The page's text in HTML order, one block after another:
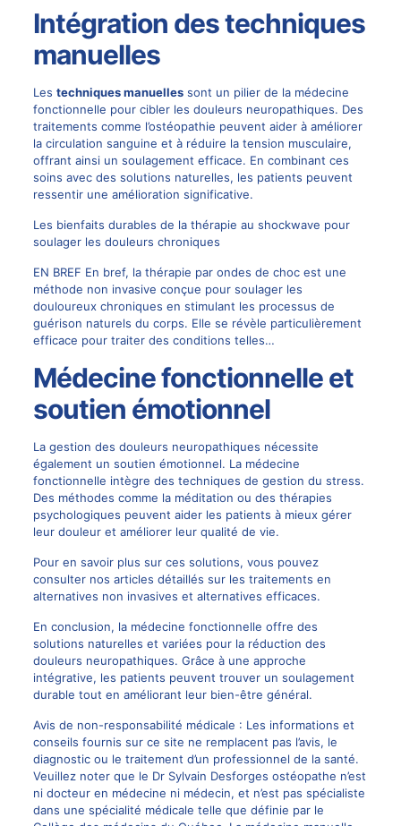
Intégration des techniques
manuelles
Les techniques manuellessont un pilier de la médecine
fonctionnelle pour cibler les douleurs neuropathiques. Des
traitements comme l’ostéopathie peuvent aider à améliorer
la circulation sanguine et à réduire la tension musculaire,
offrant ainsi un soulagement efficace. En combinant ces
soins avec des solutions naturelles, les patients peuvent
ressentir une amélioration significative.
Les bienfaits durables de la thérapie au shockwave pour
soulager les douleurs chroniques
EN BREF En bref, la thérapie par ondes de choc est une
méthode non invasive conçue pour soulager les
douloureux chroniques en stimulant les processus de
guérison naturels du corps. Elle se révèle particulièrement
efficace pour traiter des conditions telles…
Médecine fonctionnelle et
soutien émotionnel
La gestion des douleurs neuropathiques nécessite
également un soutien émotionnel. La médecine
fonctionnelle intègre des techniques de gestion du stress.
Des méthodes comme la méditation ou des thérapies
psychologiques peuvent aider les patients à mieux gérer
leur douleur et améliorer leur qualité de vie.
Pour en savoir plus sur ces solutions, vous pouvez
consulter nos articles détaillés sur les traitements en
alternatives non invasives et alternatives efficaces.
En conclusion, la médecine fonctionnelle offre des
solutions naturelles et variées pour la réduction des
douleurs neuropathiques. Grâce à une approche
intégrative, les patients peuvent trouver un soulagement
durable tout en améliorant leur bien-être général.
Avis de non-responsabilité médicale : Les informations et
conseils fournis sur ce site ne remplacent pas l’avis, le
diagnostic ou le traitement d’un professionnel de la santé.
Veuillez noter que le Dr Sylvain Desforges ostéopathe n’est
ni docteur en médecine ni médecin, et n’est pas spécialiste
dans une spécialité médicale telle que définie par le